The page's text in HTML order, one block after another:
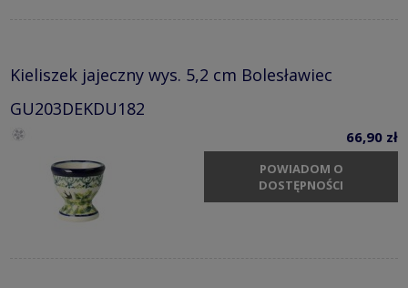
Kieliszek jajeczny wys. 5,2 cm Bolesławiec
GU203DEKDU182
66,90 zł
POWIADOM O
DOSTĘPNOŚCI